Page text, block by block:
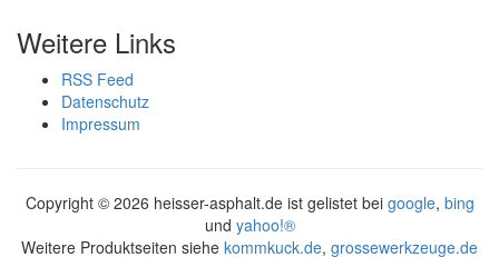
Weitere Links
RSS Feed
Datenschutz
Impressum
Copyright © 2026 heisser-asphalt.de ist gelistet bei google, bing
und yahoo!®
Weitere Produktseiten siehe kommkuck.de, grossewerkzeuge.de